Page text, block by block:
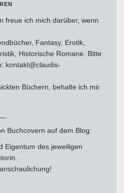
freue ich mich darüber, wenn
Fantasy, Erotik,
Historische Romane. Bitte
kontakt@claudis-
Büchern, behalte ich mir
Buchcovern auf dem Blog:
Eigentum des jeweiligen